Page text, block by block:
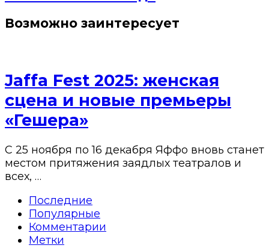
Возможно заинтересует
Jaffa Fest 2025: женская
сцена и новые премьеры
«Гешера»
С 25 ноября по 16 декабря Яффо вновь станет
местом притяжения заядлых театралов и
всех, …
Последние
Популярные
Комментарии
Метки